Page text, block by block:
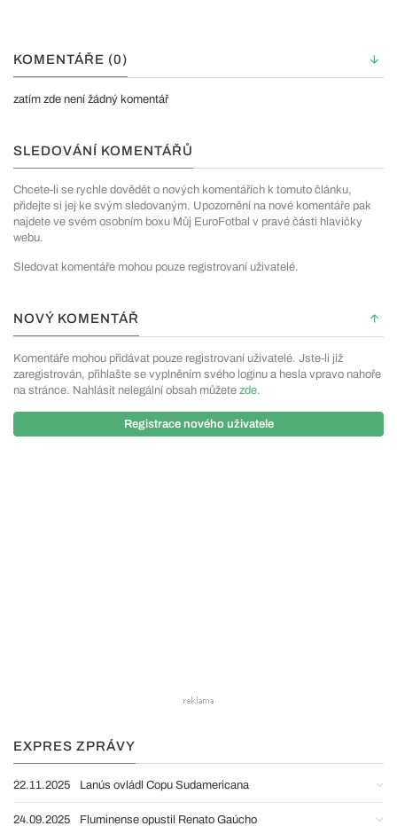
KOMENTÁŘE (0)
zatím zde není žádný komentář
SLEDOVÁNÍ KOMENTÁŘŮ
Chcete-li se rychle dovědět o nových komentářích k tomuto článku,
přidejte si jej ke svým sledovaným. Upozornění na nové komentáře pak
najdete ve svém osobním boxu Můj EuroFotbal v pravé části hlavičky
webu.
Sledovat komentáře mohou pouze registrovaní uživatelé.
NOVÝ KOMENTÁŘ
Komentáře mohou přidávat pouze registrovaní uživatelé. Jste-li již
zaregistrován, přihlašte se vyplněním svého loginu a hesla vpravo nahoře
na stránce. Nahlásit nelegální obsah můžete zde.
Registrace nového uživatele
EXPRES ZPRÁVY
22.11.2025 Lanús ovládl Copu Sudamericana
24.09.2025 Fluminense opustil Renato Gaúcho